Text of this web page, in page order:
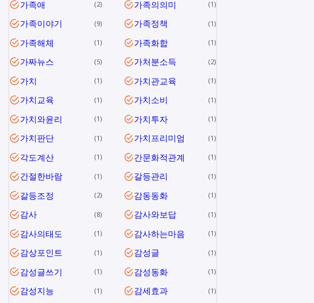
가족애 2 가족의의미 1
가족이야기 9 가족정책 1
가족해체 1 가족화합 1
가짜뉴스 5 가처분소득 2
가치 1 가치관교육 1
가치교육 1 가치소비 1
가치와윤리 1 가치투자 1
가치판단 1 가치프리미엄 1
각도계산 1 간문화적관계 1
간절한바람 1 갈등관리 1
갈등조정 2 감동동화 1
감사 8 감사와보답 1
감사의태도 1 감사하는마음 1
감상포인트 1 감성글 1
감성글쓰기 1 감성동화 1
감성지능 1 감세효과 1